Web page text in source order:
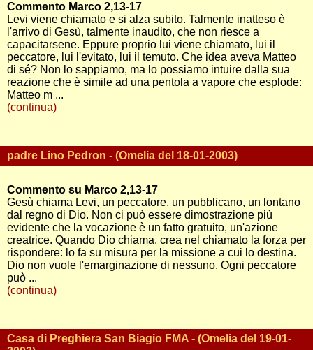
Commento Marco 2,13-17
Levi viene chiamato e si alza subito. Talmente inatteso è
l'arrivo di Gesù, talmente inaudito, che non riesce a
capacitarsene. Eppure proprio lui viene chiamato, lui il
peccatore, lui l'evitato, lui il temuto. Che idea aveva Matteo
di sé? Non lo sappiamo, ma lo possiamo intuire dalla sua
reazione che è simile ad una pentola a vapore che esplode:
Matteo m ...
(continua)
padre Lino Pedron - (Omelia del 18-01-2003)
Commento su Marco 2,13-17
Gesù chiama Levi, un peccatore, un pubblicano, un lontano
dal regno di Dio. Non ci può essere dimostrazione più
evidente che la vocazione è un fatto gratuito, un'azione
creatrice. Quando Dio chiama, crea nel chiamato la forza per
rispondere: lo fa su misura per la missione a cui lo destina.
Dio non vuole l'emarginazione di nessuno. Ogni peccatore
può ...
(continua)
Casa di Preghiera San Biagio FMA - (Omelia del 19-01-